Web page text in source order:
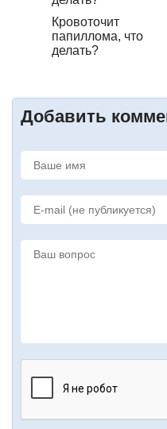
Кровоточит
папиллома, что
делать?
Добавить